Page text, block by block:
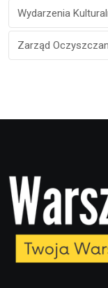
Wydarzenia
Zarząd